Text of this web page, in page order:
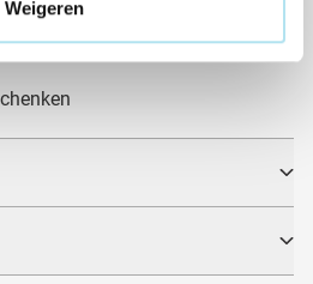
Weigeren